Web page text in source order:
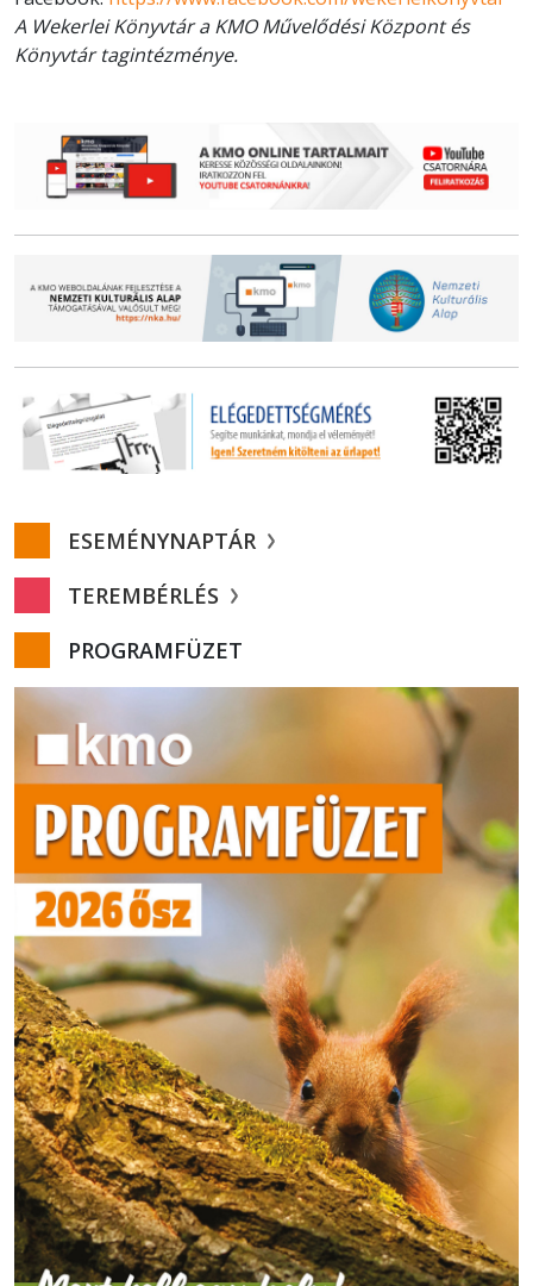
A Wekerlei Könyvtár a KMO Művelődési Központ és
Könyvtár tagintézménye.
ESEMÉNYNAPTÁR
TEREMBÉRLÉS
PROGRAMFÜZET